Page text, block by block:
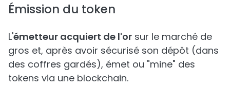
Émission du token
L'émetteur acquiert de l'or sur le marché de
gros et, après avoir sécurisé son dépôt (dans
des coffres gardés), émet ou "mine" des
tokens via une blockchain.